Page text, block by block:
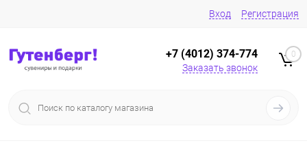
Вход Регистрация
+7 (4012) 374-774
Заказать звонок
0